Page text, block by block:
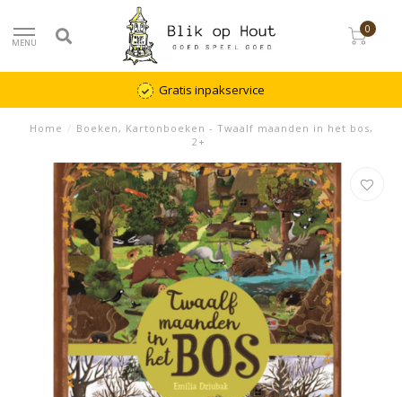
MENU
0
Gratis inpakservice
Home / Boeken, Kartonboeken - Twaalf maanden in het bos,
2+